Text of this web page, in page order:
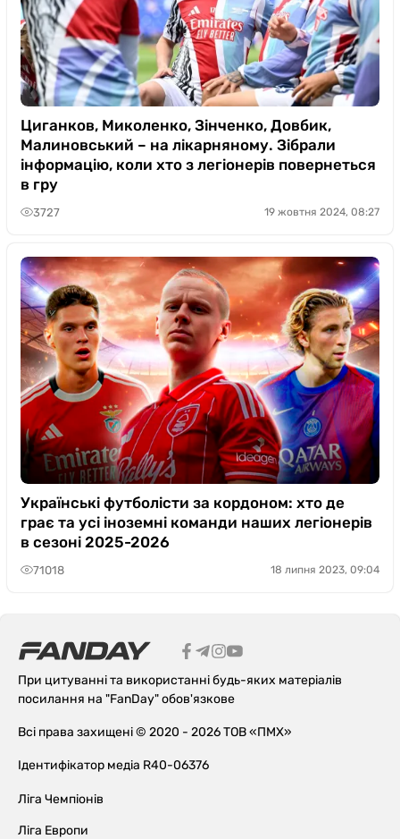
Циганков, Миколенко, Зінченко, Довбик,
Малиновський – на лікарняному. Зібрали
інформацію, коли хто з легіонерів повернеться
в гру
3727 19 жовтня 2024, 08:27
Українські футболісти за кордоном: хто де
грає та усі іноземні команди наших легіонерів
в сезоні 2025-2026
71018 18 липня 2023, 09:04
При цитуванні та використанні будь-яких матеріалів
посилання на "FanDay" обов'язкове
Всі права захищені © 2020 - 2026 ТОВ «ПМХ»
Ідентифікатор медіа R40-06376
Ліга Чемпіонів
Ліга Европи